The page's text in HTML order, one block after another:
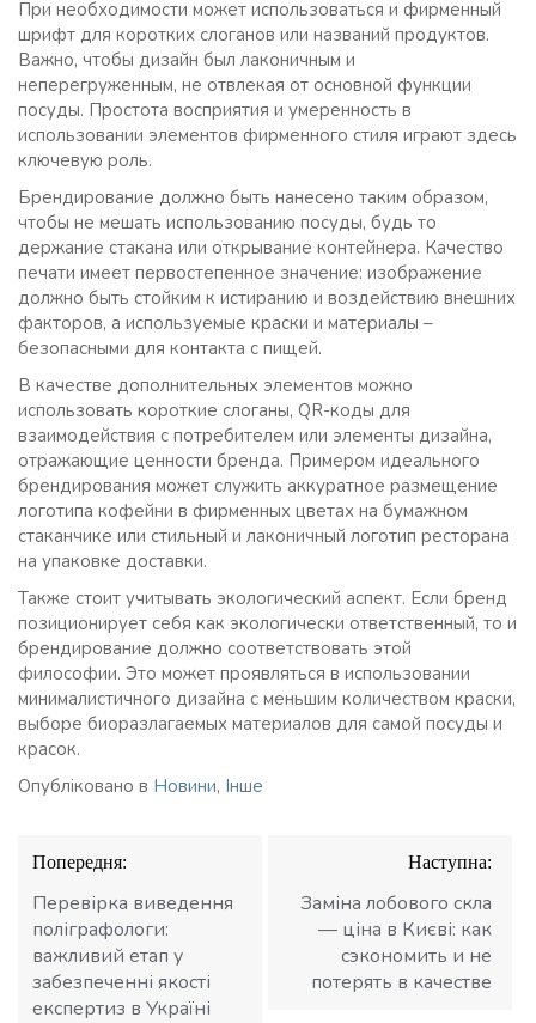
При необходимости может использоваться и фирменный
шрифт для коротких слоганов или названий продуктов.
Важно, чтобы дизайн был лаконичным и
неперегруженным, не отвлекая от основной функции
посуды. Простота восприятия и умеренность в
использовании элементов фирменного стиля играют здесь
ключевую роль.
Брендирование должно быть нанесено таким образом,
чтобы не мешать использованию посуды, будь то
держание стакана или открывание контейнера. Качество
печати имеет первостепенное значение: изображение
должно быть стойким к истиранию и воздействию внешних
факторов, а используемые краски и материалы –
безопасными для контакта с пищей.
В качестве дополнительных элементов можно
использовать короткие слоганы, QR-коды для
взаимодействия с потребителем или элементы дизайна,
отражающие ценности бренда. Примером идеального
брендирования может служить аккуратное размещение
логотипа кофейни в фирменных цветах на бумажном
стаканчике или стильный и лаконичный логотип ресторана
на упаковке доставки.
Также стоит учитывать экологический аспект. Если бренд
позиционирует себя как экологически ответственный, то и
брендирование должно соответствовать этой
философии. Это может проявляться в использовании
минималистичного дизайна с меньшим количеством краски,
выборе биоразлагаемых материалов для самой посуды и
красок.
Опубліковано в Новини, Інше
Навігація
записів
Попередня:
Перевірка виведення
поліграфологи:
важливий етап у
забезпеченні якості
експертиз в Україні
Наступна:
Заміна лобового скла
— ціна в Києві: как
сэкономить и не
потерять в качестве